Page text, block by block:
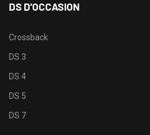
DS D’OCCASION
Crossback
DS 3
DS 4
DS 5
DS 7